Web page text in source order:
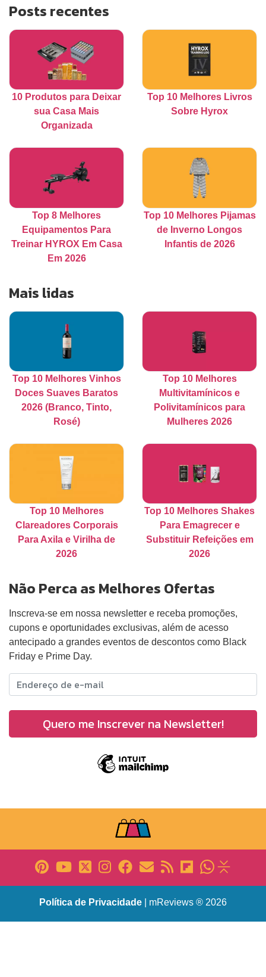
Posts recentes
10 Produtos para Deixar
sua Casa Mais
Organizada
Top 10 Melhores Livros
Sobre Hyrox
Top 8 Melhores
Equipamentos Para
Treinar HYROX Em Casa
Em 2026
Top 10 Melhores Pijamas
de Inverno Longos
Infantis de 2026
Mais lidas
Top 10 Melhores Vinhos
Doces Suaves Baratos
2026 (Branco, Tinto,
Rosé)
Top 10 Melhores
Multivitamínicos e
Polivitamínicos para
Mulheres 2026
Top 10 Melhores
Clareadores Corporais
Para Axila e Virilha de
2026
Top 10 Melhores Shakes
Para Emagrecer e
Substituir Refeições em
2026
Não Perca as Melhores Ofertas
Inscreva-se em nossa newsletter e receba promoções,
cupons e oportunidades exclusivas, além de acesso
antecipado a grandes eventos de descontos como Black
Friday e Prime Day.
Política de Privacidade | mReviews ® 2026